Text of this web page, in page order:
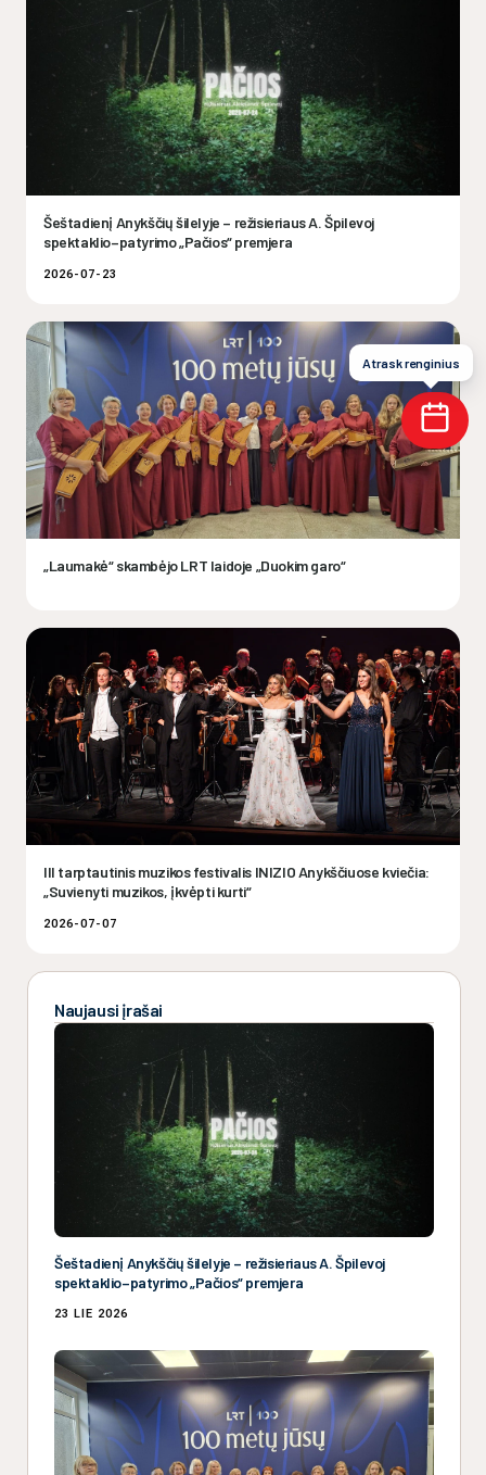
Šeštadienį Anykščių šilelyje – režisieriaus A. Špilevoj
spektaklio–patyrimo „Pačios“ premjera
2026-07-23
„Laumakė“ skambėjo LRT laidoje „Duokim garo“
III tarptautinis muzikos festivalis INIZIO Anykščiuose kviečia:
„Suvienyti muzikos, įkvėpti kurti“
2026-07-07
Naujausi įrašai
Šeštadienį Anykščių šilelyje – režisieriaus A. Špilevoj
spektaklio–patyrimo „Pačios“ premjera
23 LIE 2026
Atrask renginius